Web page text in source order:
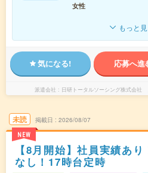
女性
もっと
気になる! 応募へ進
派遣会社 日研トータルソーシング株式会
未読
NEW
掲載日 2026/08/07
【8月開始】社員実績あ
なし！17時台定時